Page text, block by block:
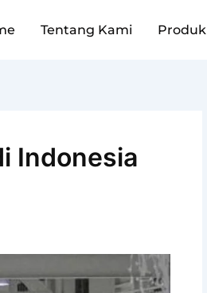
Tentang Kami Produk
Indonesia